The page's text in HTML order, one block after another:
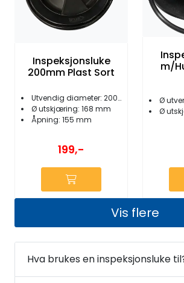
Inspeksjonsluke
200mm Plast Sort
Utvendig diameter: 200 mm
Ø utskjæring: 168 mm
Åpning: 155 mm
199,-
m/
Ø
Ø
Vis flere
Hva brukes en inspeksjonsluke